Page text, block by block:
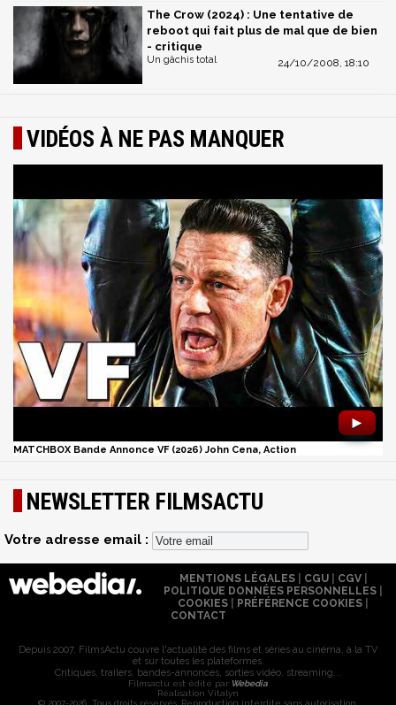
The Crow (2024) : Une tentative de
reboot qui fait plus de mal que de bien
- critique
24/10/2008, 18:10
Un gâchis total
VIDÉOS À NE PAS MANQUER
►
MATCHBOX Bande Annonce VF (2026) John Cena, Action
NEWSLETTER FILMSACTU
Votre adresse email :
MENTIONS LÉGALES| CGU| CGV|
POLITIQUE DONNÉES PERSONNELLES
COOKIES
PRÉFÉRENCE COOKIES
CONTACT
Depuis 2007, FilmsActu couvre l'actualité des films et séries au cinéma, à la TV
et sur toutes les plateformes.
Critiques, trailers, bandes-annonces, sorties vidéo, streaming...
Filmsactu est édité par Webedia
Réalisation Vitalyn
© 2007-2026 Tous droits réservés. Reproduction interdite sans autorisation.